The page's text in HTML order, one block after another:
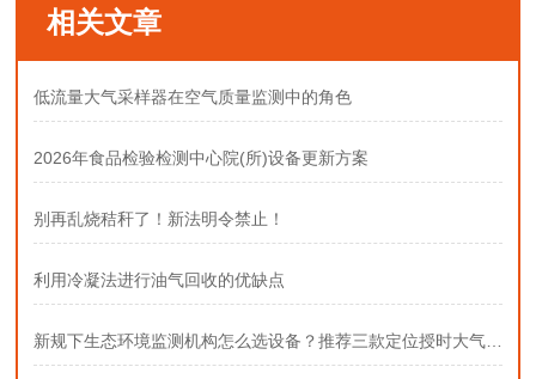
相关文章
低流量大气采样器在空气质量监测中的角色
2026年食品检验检测中心院(所)设备更新方案
别再乱烧秸秆了！新法明令禁止！
利用冷凝法进行油气回收的优缺点
新规下生态环境监测机构怎么选设备？推荐三款定位授时大气采样器